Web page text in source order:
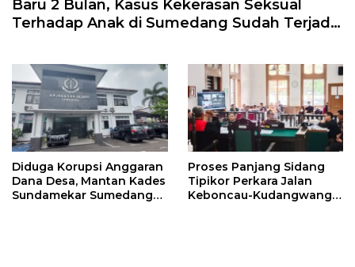
Baru 2 Bulan, Kasus Kekerasan Seksual
Terhadap Anak di Sumedang Sudah Terjadi
Diduga Korupsi Anggaran
Dana Desa, Mantan Kades
Sundamekar Sumedang
Proses Panjang Sidang
Tipikor Perkara Jalan
Keboncau-Kudangwangi